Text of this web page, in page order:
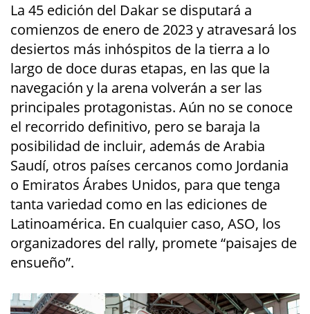
La 45 edición del Dakar se disputará a
comienzos de enero de 2023 y atravesará los
desiertos más inhóspitos de la tierra a lo
largo de doce duras etapas, en las que la
navegación y la arena volverán a ser las
principales protagonistas. Aún no se conoce
el recorrido definitivo, pero se baraja la
posibilidad de incluir, además de Arabia
Saudí, otros países cercanos como Jordania
o Emiratos Árabes Unidos, para que tenga
tanta variedad como en las ediciones de
Latinoamérica. En cualquier caso, ASO, los
organizadores del rally, promete “paisajes de
ensueño”.